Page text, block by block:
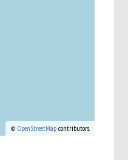
© OpenStreetMap contributors.